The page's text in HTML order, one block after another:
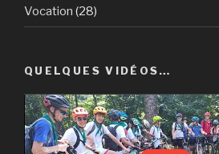
Vocation (28)
QUELQUES VIDÉOS…